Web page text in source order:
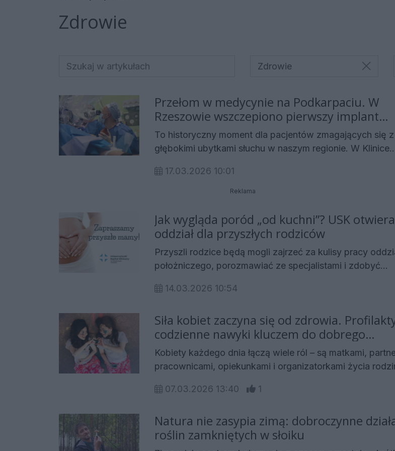
Zdrowie
Zdrowie
Przełom w medycynie na Podkarpaciu. W
Rzeszowie wszczepiono pierwszy implant
ślimakowy
To historyczny moment dla pacjentów zmagających się z
głębokimi ubytkami słuchu w naszym regionie. W Klinice
Laryngologicznej Uniwersyteckiego Szpitala Klinicznego
Fryderyka Chopina w Rzeszowie przeprowadzono
Sukces ten oznacza, że nowoczesne leczenie, dotychczas
zarezerwowane dla pacjentów podróżujących do
ośrodków w kraju, stało się dostępne na miejscu, w stolicy
Podkarpacia.
17.03.2026 10:01
Reklama
Jak wygląda poród „od kuchni”? USK otwiera
oddział dla przyszłych rodziców
Przyszli rodzice będą mogli zajrzeć za kulisy pracy
położniczego, porozmawiać ze specjalistami i zdobyć
sobotę, 28 marca 2026 roku o godzinie 10:00,
na Dzień Otwarty Oddziału Położniczego pod hasłem
bez tajemnic”.
14.03.2026 10:54
Siła kobiet zaczyna się od zdrowia.
codzienne nawyki kluczem do dobrego
samopoczucia
Kobiety każdego dnia łączą wiele ról – są matkami,
pracownicami, opiekunkami i organizatorkami życia
Tymczasem zdrowie zaczyna się od codziennych
badania profilaktyczne.
07.03.2026 13:40 1
Natura nie zasypia zimą: dobroczynne
roślin zamkniętych w słoiku